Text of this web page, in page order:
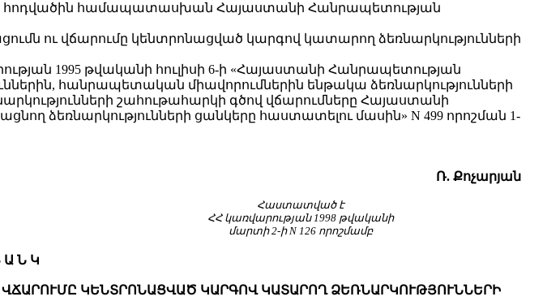
հոդվածին համապատասխան Հայաստանի Հանրապետության
ու վճարումը կենտրոնացված կարգով կատարող ձեռնարկությունների
1995 թվականի հուլիսի 6-ի «Հայաստանի Հանրապետության
հանրապետական միավորումներին ենթակա ձեռնարկությունների
շահութահարկի գծով վճարումները Հայաստանի
ձեռնարկությունների ցանկերը հաստատելու մասին» N 499 որոշման 1-
Ռ. Քոչարյան
Հաստատված է
ՀՀ կառվարության 1998 թվականի
մարտի 2-ի N 126 որոշմամբ
Ա Ն Կ
ԿԵՆՏՐՈՆԱՑՎԱԾ ԿԱՐԳՈՎ ԿԱՏԱՐՈՂ ՁԵՌՆԱՐԿՈՒԹՅՈՒՆՆԵՐԻ